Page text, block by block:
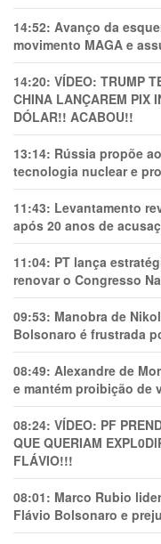
14:52: Avanço da
movimento MAGA e
14:20: VÍDEO: TRUMP
CHINA LANÇAREM PIX
DÓLAR!! ACABOU!!
13:14: Rússia propõe
tecnologia nuclear e
11:43: Levantamento
após 20 anos de
11:04: PT lança
renovar o Congresso
09:53: Manobra de
Bolsonaro é frustrada
08:49: Alexandre de
e mantém proibição de
08:24: VÍDEO: PF
QUE QUERIAM
FLÁVIO!!!
08:01: Marco Rubio
Flávio Bolsonaro e